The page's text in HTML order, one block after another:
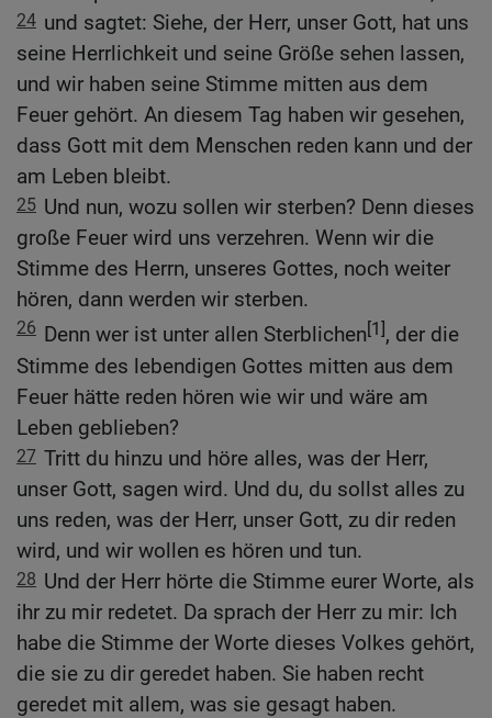
24 und sagtet: Siehe, der Herr, unser Gott, hat uns
seine Herrlichkeit und seine Größe sehen lassen,
und wir haben seine Stimme mitten aus dem
Feuer gehört. An diesem Tag haben wir gesehen,
dass Gott mit dem Menschen reden kann und der
am Leben bleibt.
25 Und nun, wozu sollen wir sterben? Denn dieses
große Feuer wird uns verzehren. Wenn wir die
Stimme des Herrn, unseres Gottes, noch weiter
hören, dann werden wir sterben.
26 Denn wer ist unter allen Sterblichen[1], der die
Stimme des lebendigen Gottes mitten aus dem
Feuer hätte reden hören wie wir und wäre am
Leben geblieben?
27 Tritt du hinzu und höre alles, was der Herr,
unser Gott, sagen wird. Und du, du sollst alles zu
uns reden, was der Herr, unser Gott, zu dir reden
wird, und wir wollen es hören und tun.
28 Und der Herr hörte die Stimme eurer Worte, als
ihr zu mir redetet. Da sprach der Herr zu mir: Ich
habe die Stimme der Worte dieses Volkes gehört,
die sie zu dir geredet haben. Sie haben recht
geredet mit allem, was sie gesagt haben.